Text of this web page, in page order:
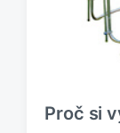
Proč si